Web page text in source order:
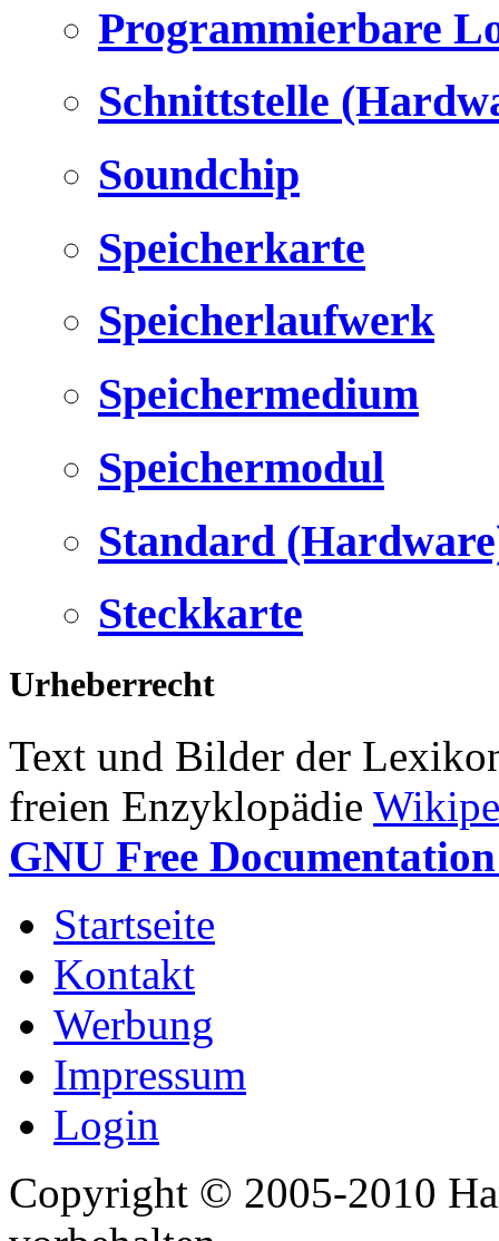
Programmierbare
Schnittstelle
Soundchip
Speicherkarte
Speicherlaufwerk
Speichermedium
Speichermodul
Standard
Steckkarte
Urheberrecht
Text und Bilder der
freien Enzyklopädie
GNU Free
Startseite
Kontakt
Werbung
Impressum
Login
Copyright © 2005-2010